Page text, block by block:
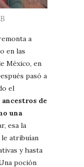
a
en las
México, en
pasó a
el
de
una
esa la
le atribuían
y hasta
poción